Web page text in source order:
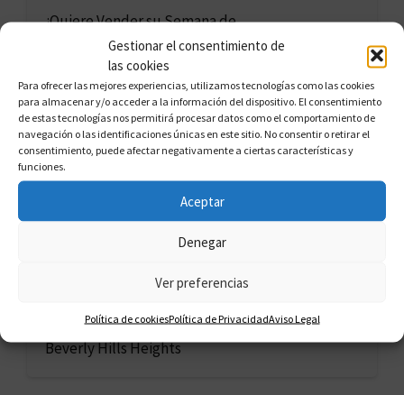
Gestionar el consentimiento de
las cookies
Para ofrecer las mejores experiencias, utilizamos tecnologías como las cookies
para almacenar y/o acceder a la información del dispositivo. El consentimiento
de estas tecnologías nos permitirá procesar datos como el comportamiento de
navegación o las identificaciones únicas en este sitio. No consentir o retirar el
consentimiento, puede afectar negativamente a ciertas características y
funciones.
Aceptar
Denegar
Ver preferencias
Política de cookiesPolítica de PrivacidadAviso Legal
¿Quiere Vender su Semana de
Multipropiedad?
Guía Para Dejar tu Multipropiedad
Reclamaciones de Multipropiedad
Beverly Hills Heights